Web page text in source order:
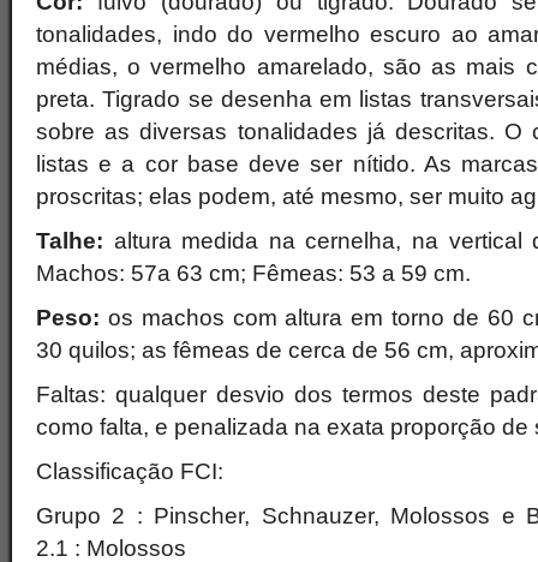
tonalidades, indo do vermelho escuro ao
médias, o vermelho amarelado, são as mais
preta. Tigrado se desenha em listas
sobre as diversas tonalidades já descritas. O
listas e a cor base deve ser nítido. As
proscritas; elas podem, até mesmo, ser muito
Talhe: altura medida na cernelha, na vertical
Machos: 57a 63 cm; Fêmeas: 53 a 59 cm.
Peso: os machos com altura em torno de 60
30 quilos; as fêmeas de cerca de 56 cm,
Faltas: qualquer desvio dos termos deste
como falta, e penalizada na exata proporção de
Classificação FCI:
Grupo 2 : Pinscher, Schnauzer, Molossos e
2.1 : Molossos